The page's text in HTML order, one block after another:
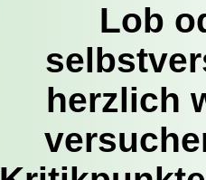
Lob
herzlich